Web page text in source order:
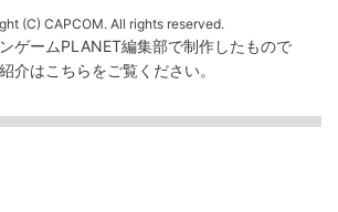
(C) CAPCOM. All rights reserved.
ゲームPLANET編集部で制作したもので
介はこちらをご覧ください。